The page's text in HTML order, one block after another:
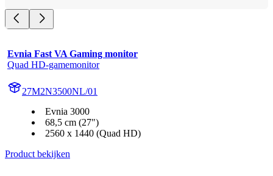
Evnia Fast VA Gaming monitor
Quad HD-gamemonitor
27M2N3500NL/01
Evnia 3000
68,5 cm (27")
2560 x 1440 (Quad HD)
Product bekijken